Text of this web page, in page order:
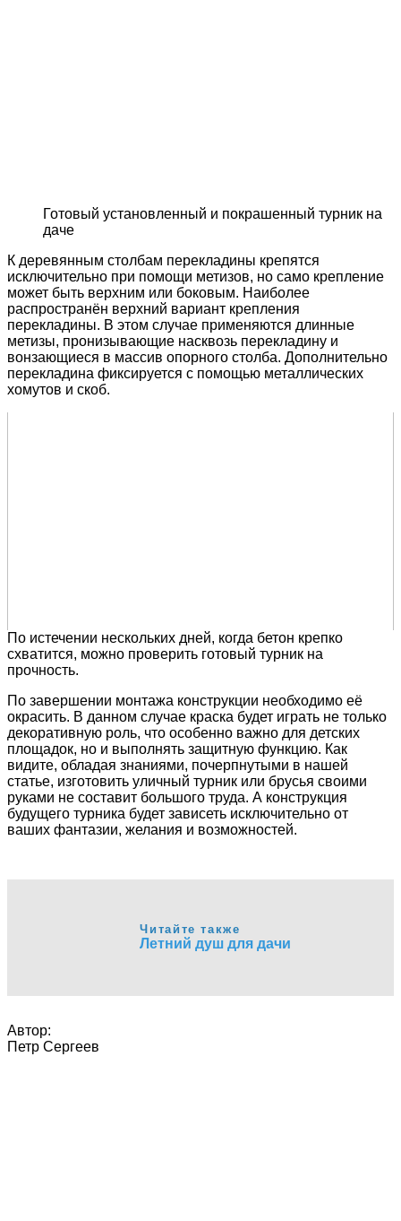
Готовый установленный и покрашенный турник на
даче
К деревянным столбам перекладины крепятся
исключительно при помощи метизов, но само крепление
может быть верхним или боковым. Наиболее
распространён верхний вариант крепления
перекладины. В этом случае применяются длинные
метизы, пронизывающие насквозь перекладину и
вонзающиеся в массив опорного столба. Дополнительно
перекладина фиксируется с помощью металлических
хомутов и скоб.
По истечении нескольких дней, когда бетон крепко
схватится, можно проверить готовый турник на
прочность.
По завершении монтажа конструкции необходимо её
окрасить. В данном случае краска будет играть не только
декоративную роль, что особенно важно для детских
площадок, но и выполнять защитную функцию. Как
видите, обладая знаниями, почерпнутыми в нашей
статье, изготовить уличный турник или брусья своими
руками не составит большого труда. А конструкция
будущего турника будет зависеть исключительно от
ваших фантазии, желания и возможностей.
Читайте также
Летний душ для дачи
Автор:
Петр Сергеев